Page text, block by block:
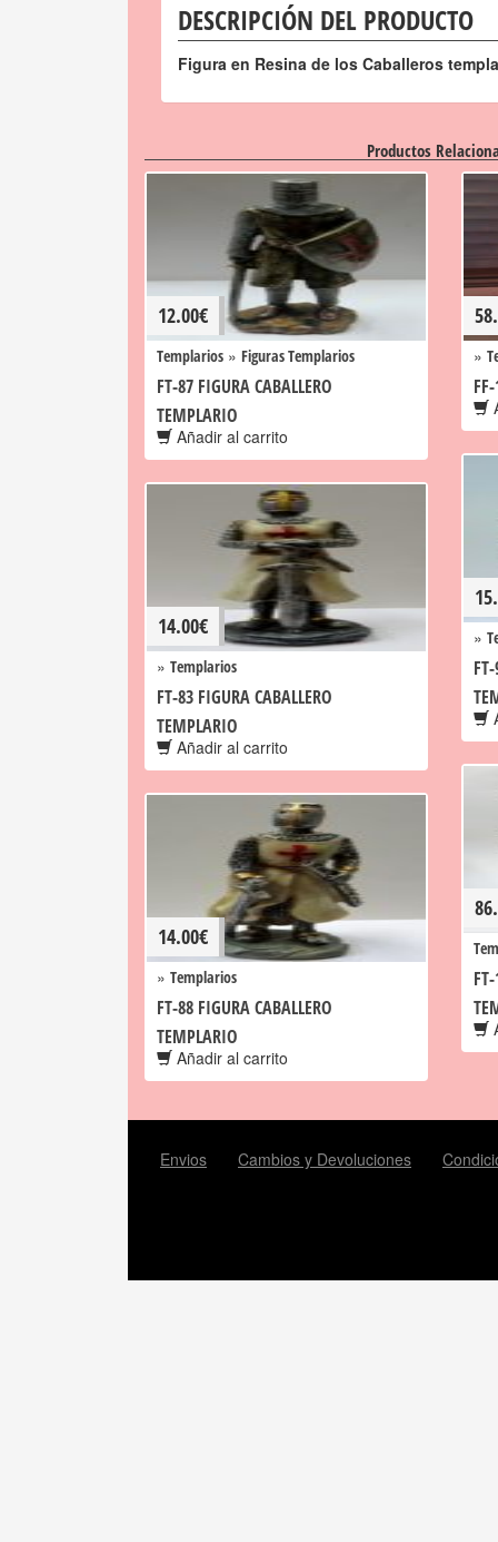
DESCRIPCIÓN DEL PRODUCTO
Figura en Resina de los Caballeros
Productos
12.00€
Templarios » Figuras Templarios
FT-87 FIGURA CABALLERO
TEMPLARIO
Añadir al carrito
»
»
14.00€
» Templarios
FT-83 FIGURA CABALLERO
TEMPLARIO
Añadir al carrito
14.00€
» Templarios
FT-88 FIGURA CABALLERO
TEMPLARIO
Añadir al carrito
Envios Cambios y Devoluciones